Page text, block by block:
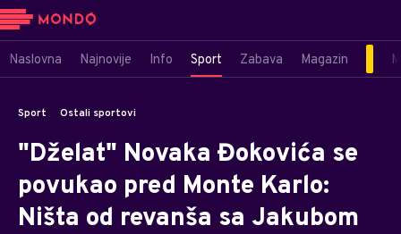
Naslovna Najnovije Info Sport Zabava Magazin
Sport Ostali sportovi
"Dželat" Novaka Đokovića se
povukao pred Monte Karlo:
Ništa od revanša sa Jakubom